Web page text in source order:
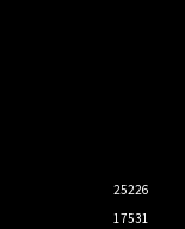
25226
17531